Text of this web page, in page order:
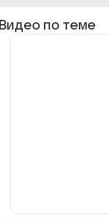
Видео по теме